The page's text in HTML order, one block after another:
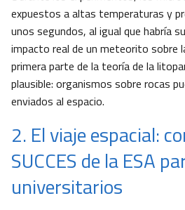
expuestos a altas temperaturas y
unos segundos, al igual que habría
impacto real de un meteorito sobre
primera parte de la teoría de la
plausible: organismos sobre rocas
enviados al espacio.
2. El viaje espacial:
SUCCES de la ESA
universitarios